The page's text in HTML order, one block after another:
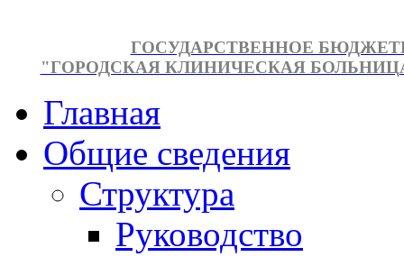
ГОСУДАРСТВЕННОЕ
"ГОРОДСКАЯ КЛИНИЧЕСКАЯ
Главная
Общие сведения
Структура
Руководство